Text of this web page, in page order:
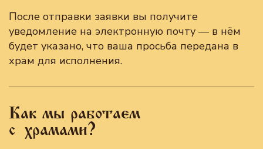
После отправки заявки вы получите
уведомление на электронную почту — в нём
будет указано, что ваша просьба передана в
храм для исполнения.
Как мы работаем
с храмами?